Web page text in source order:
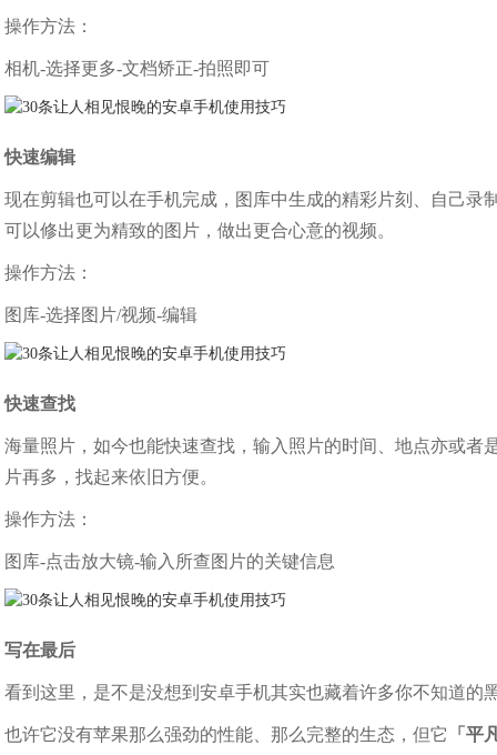
操作方法：
相机-选择更多-文档矫正-拍照即可
快速编辑
现在剪辑也可以在手机完成，图库中生成的精彩片刻、自己
可以修出更为精致的图片，做出更合心意的视频。
操作方法：
图库-选择图片/视频-编辑
快速查找
海量照片，如今也能快速查找，输入照片的时间、地点亦或
片再多，找起来依旧方便。
操作方法：
图库-点击放大镜-输入所查图片的关键信息
写在最后
看到这里，是不是没想到安卓手机其实也藏着许多你不知道的
也许它没有苹果那么强劲的性能、那么完整的生态，但它
「平